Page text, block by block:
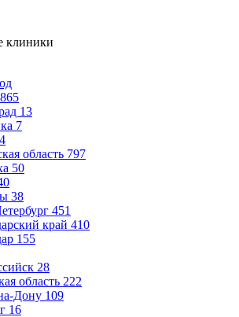
клиники
865
13
7
4
область 797
50
38
451
край 410
155
28
область 222
Дону 109
16